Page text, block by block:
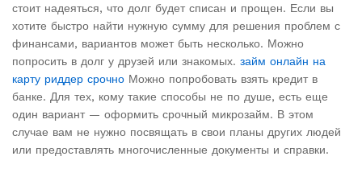
стоит надеяться, что долг будет списан и прощен. Если вы
хотите быстро найти нужную сумму для решения проблем с
финансами, вариантов может быть несколько. Можно
попросить в долг у друзей или знакомых. займ онлайн на
карту риддер срочно Можно попробовать взять кредит в
банке. Для тех, кому такие способы не по душе, есть еще
один вариант — оформить срочный микрозайм. В этом
случае вам не нужно посвящать в свои планы других людей
или предоставлять многочисленные документы и справки.